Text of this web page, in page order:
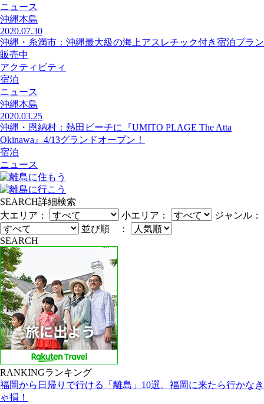
ニュース
沖縄本島
2020.07.30
沖縄・糸満市：沖縄最大級の海上アスレチック付き宿泊プラン
販売中
アクティビティ
宿泊
ニュース
沖縄本島
2020.03.25
沖縄・恩納村：熱田ビーチに『UMITO PLAGE The Atta
Okinawa』4/13グランドオープン！
宿泊
ニュース
SEARCH詳細検索
大エリア：
小エリア：
ジャンル：
並び順 ：
SEARCH
RANKINGランキング
福岡から日帰りで行ける「離島」10選。福岡に来たら行かなき
ゃ損！